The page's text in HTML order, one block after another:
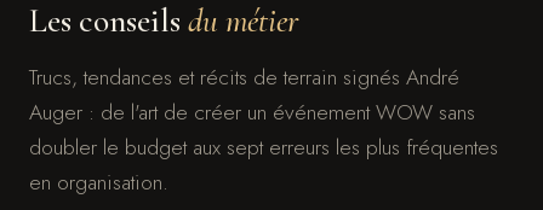
Les conseils du métier
Trucs, tendances et récits de terrain signés André
Auger : de l'art de créer un événement WOW sans
doubler le budget aux sept erreurs les plus fréquentes
en organisation.